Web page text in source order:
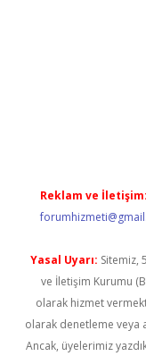
Reklam ve İletişim:
Yasal Uyarı: Sitemiz,
ve İletişim Kurumu
olarak hizmet
olarak denetleme veya
Ancak, üyelerimiz